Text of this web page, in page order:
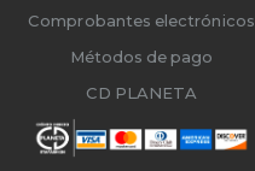
Comprobantes electrónicos
Métodos de pago
CD PLANETA